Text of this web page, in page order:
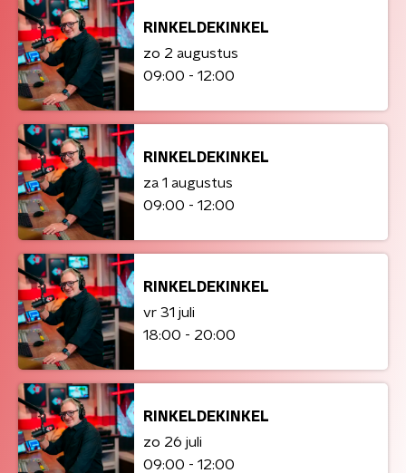
RINKELDEKINKEL
zo 2 augustus
09:00 - 12:00
RINKELDEKINKEL
za 1 augustus
09:00 - 12:00
RINKELDEKINKEL
vr 31 juli
18:00 - 20:00
RINKELDEKINKEL
zo 26 juli
09:00 - 12:00